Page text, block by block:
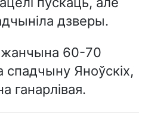
дзверы.
60-70
спадчыну Яноўскіх,
ганарлівая.